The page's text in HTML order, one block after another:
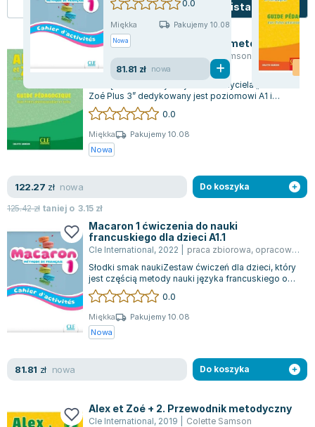
Zygmunt Freud
Agata Passent
Michel Moran
Maciej Orłoś
Jo Nesbo
Katarzyna Miller
Antoine de Saint Exupery
Lew Tołstoj
Marcin Meller
Paulina Młynarska
ks. Piotr Pawlukiewicz
Jarosław Sokołowski
Piotr Latocha
Michael Scott
Piotr Semka
Jarosław Iwaszkiewicz
Joseph Murphy
Jan Sztaudynger
Aleksander Puszkin
Oscar Wilde
Maddie Ziegler
0.0
Miękka Pakujemy 10.08
Nowa
81.81 zł nowa
Kafelki Lista
Alex et Zoé + 3. Przewodnik metodyczny
Colette Samson
Podręcznik metodyczny dla nauczyciela „Alex et
Zoé Plus 3” dedykowany jest poziomowi A1 i
stanowi integralną część kursu języka fr...
0.0
Miękka
Pakujemy 10.08
Nowa
122.27 zł nowa
125.42zł taniej o3.15 zł
Do koszyka
Macaron 1 ćwiczenia do nauki
francuskiego dla dzieci A1.1
Cle International, 2022 praca zbiorowa, opracowanie zbiorowe
Słodki smak naukiZestaw ćwiczeń dla dzieci, który
jest częścią metody nauki języka francuskiego o
nazwie Macaron.Metoda Macaron st...
0.0
Miękka
Pakujemy 10.08
Nowa
81.81 zł nowa Do koszyka
Alex et Zoé + 2. Przewodnik metodyczny
Cle International, 2019 Colette Samson